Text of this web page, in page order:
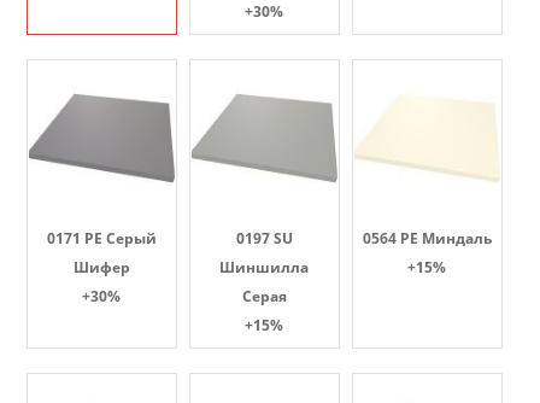
+30%
0171 PE Серый
Шифер
+30%
0197 SU
Шиншилла
Серая
+15%
0564 PE Миндаль
+15%